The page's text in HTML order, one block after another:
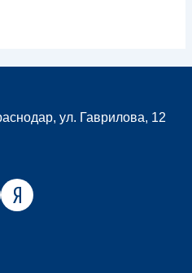
ул. Гаврилова, 12